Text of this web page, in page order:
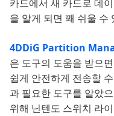
카드에서 새 카드로 데
을 알게 되면 꽤 쉬울 수
4DDiG Partition
은 도구의 도움을 받으
쉽게 안전하게 전송할
과 필요한 도구를 알았
위해 닌텐도 스위치 라